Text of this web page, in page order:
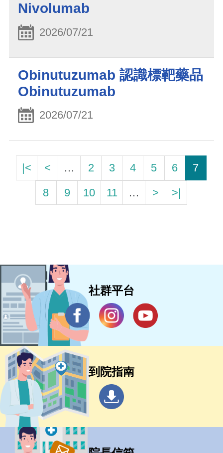
Nivolumab
2026/07/21
Obinutuzumab 認識標靶藥品
Obinutuzumab
2026/07/21
|< < … 2 3 4 5 6
7
8
9 10 11 … > >|
社群平台
到院指南